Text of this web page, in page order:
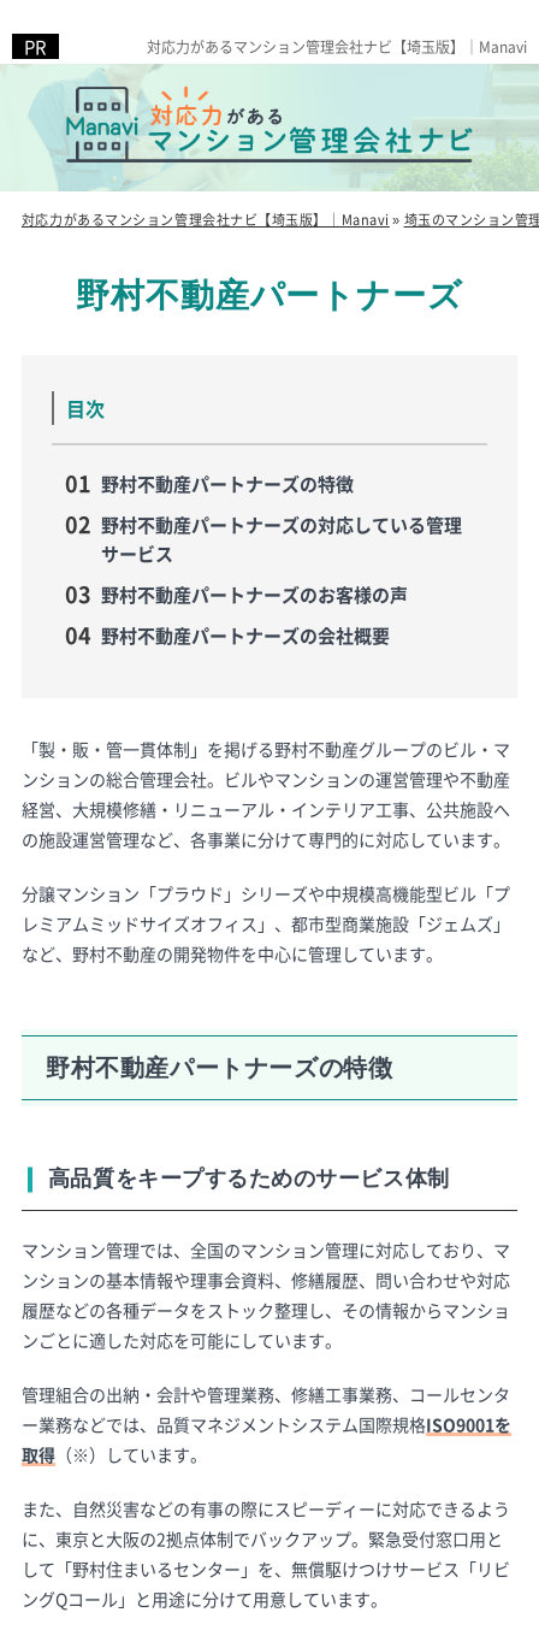
対応力があるマンション管理会社ナビ【埼玉版】｜Manavi
対応力があるマンション管理会社ナビ【埼玉版】｜Manavi » 埼玉のマンション管
野村不動産パートナーズ
目次
野村不動産パートナーズの特徴
野村不動産パートナーズの対応している管理
サービス
野村不動産パートナーズのお客様の声
野村不動産パートナーズの会社概要
「製・販・管一貫体制」を掲げる野村不動産グループのビル・マ
ンションの総合管理会社。ビルやマンションの運営管理や不動産
経営、大規模修繕・リニューアル・インテリア工事、公共施設へ
の施設運営管理など、各事業に分けて専門的に対応しています。
分譲マンション「プラウド」シリーズや中規模高機能型ビル「プ
レミアムミッドサイズオフィス」、都市型商業施設「ジェムズ」
など、野村不動産の開発物件を中心に管理しています。
野村不動産パートナーズの特徴
高品質をキープするためのサービス体制
マンション管理では、全国のマンション管理に対応しており、マ
ンションの基本情報や理事会資料、修繕履歴、問い合わせや対応
履歴などの各種データをストック整理し、その情報からマンショ
ンごとに適した対応を可能にしています。
管理組合の出納・会計や管理業務、修繕工事業務、コールセンタ
ー業務などでは、品質マネジメントシステム国際規格ISO9001を
取得（※）しています。
また、自然災害などの有事の際にスピーディーに対応できるよう
に、東京と大阪の2拠点体制でバックアップ。緊急受付窓口用と
して「野村住まいるセンター」を、無償駆けつけサービス「リビ
ングQコール」と用途に分けて用意しています。